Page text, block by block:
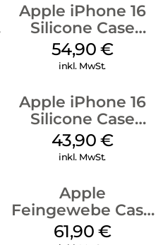
Apple iPhone 16
Silicone Case
MagSafe Lake
Green
54,90 €
inkl. MwSt.
Apple iPhone 16
Silicone Case
MagSafe Plum
43,90 €
inkl. MwSt.
Apple
Feingewebe Case
iPhone 15 Pro
61,90 €